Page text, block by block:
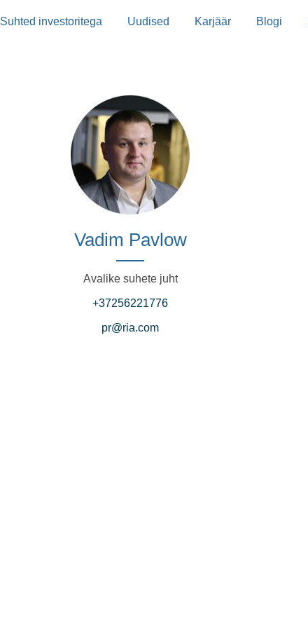
Suhted investoritega Uudised Karjäär Blogi
Vadim Pavlow
Avalike suhete juht
+37256221776
pr@ria.com